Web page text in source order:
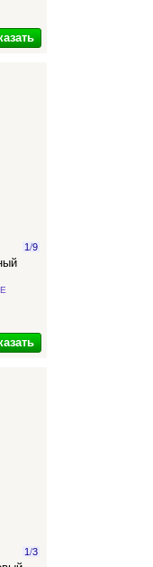
1/9
1/3